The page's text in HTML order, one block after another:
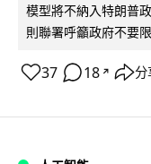
模型將不納入特朗普
則聯署呼籲政府不要
37 18 ↗ 分